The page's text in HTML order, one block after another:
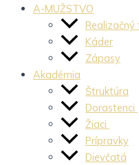
A-MUŽSTVO
Realizačný
Káder
Zápasy
Akadémia
Štruktúra
Dorastenci
Žiaci
Prípravky
Dievčatá